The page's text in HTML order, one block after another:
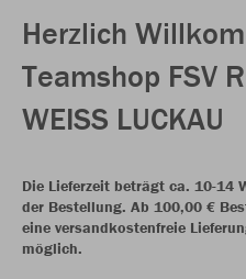
Herzlich
Teamshop FSV
WEISS LUCKAU
Die Lieferzeit beträgt ca. 10-14
der Bestellung. Ab 100,00 €
eine versandkostenfreie
möglich.